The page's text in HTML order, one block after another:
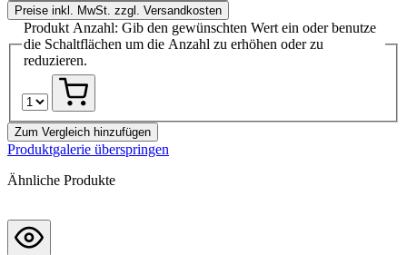
Preise inkl. MwSt. zzgl. Versandkosten
Produkt Anzahl: Gib den gewünschten Wert ein oder benutze
die Schaltflächen um die Anzahl zu erhöhen oder zu
reduzieren.
Zum Vergleich hinzufügen
Produktgalerie überspringen
Ähnliche Produkte